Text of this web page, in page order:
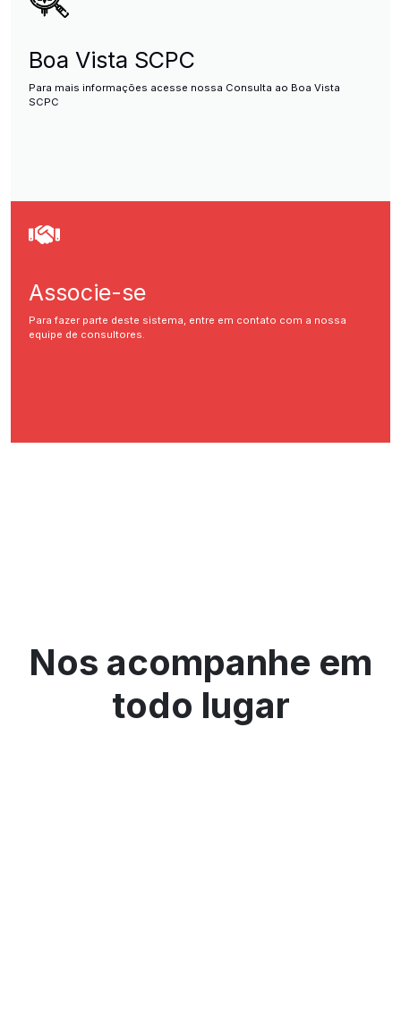
Boa Vista SCPC
Para mais informações acesse nossa Consulta ao Boa Vista
SCPC
Associe-se
Para fazer parte deste sistema, entre em contato com a nossa
equipe de consultores.
Nos acompanhe em
todo lugar